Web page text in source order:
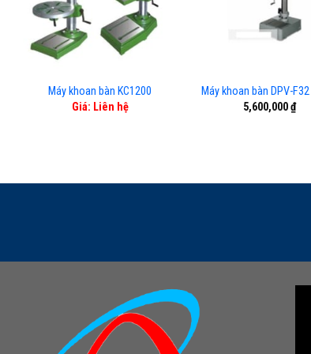
Máy khoan bàn KC1200
Giá: Liên hệ
Máy khoan bàn DPV-
5,600,000₫